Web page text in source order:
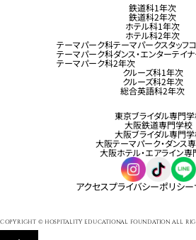
鉄道科1年次
鉄道科2年次
ホテル科1年次
ホテル科2年次
テーマパーク科テーマパークスタッフ
テーマパーク科ダンス・エンターテイ
テーマパーク科2年次
クルーズ科1年次
クルーズ科2年次
総合英語科2年次
東京ブライダル専門
大阪鉄道専門学校
大阪ブライダル専門
大阪テーマパーク・ダンス
大阪ホテル・エアライン
アクセスプライバシーポリシー
COPYRIGHT © HOSPITALITY EDUCATIONAL FOUNDATION ALL